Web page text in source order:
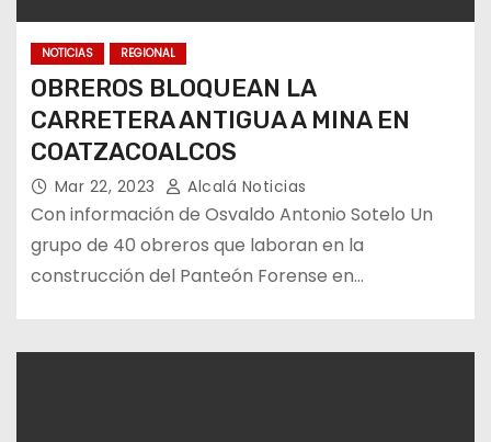
NOTICIAS REGIONAL
OBREROS BLOQUEAN LA
CARRETERA ANTIGUA A MINA EN
COATZACOALCOS
Mar 22, 2023 Alcalá Noticias
Con información de Osvaldo Antonio Sotelo Un
grupo de 40 obreros que laboran en la
construcción del Panteón Forense en…